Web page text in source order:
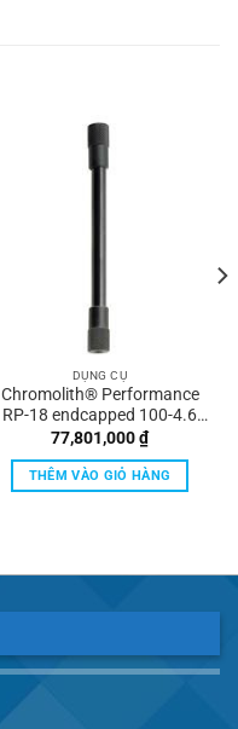
DỤNG CỤ
Chromolith® Performance
RP-18 endcapped 100-4.6
HPLC columns Validation Kit
(3 columns from 3 different
batches) Merck
77,801,000₫
THÊM VÀO GIỎ HÀNG